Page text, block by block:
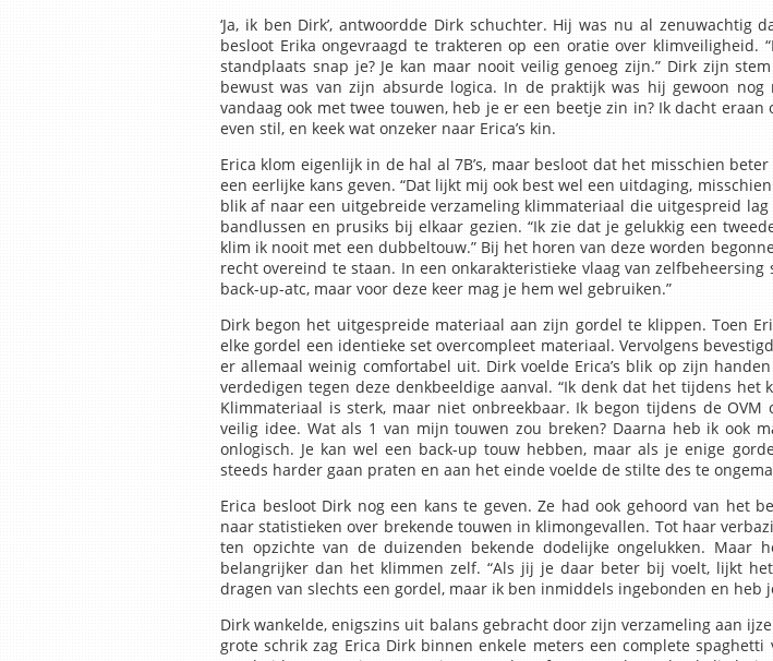
‘Ja, ik ben Dirk’, antwoordde Dirk schuchter. Hij was nu al
besloot Erika ongevraagd te trakteren op een oratie over
standplaats snap je? Je kan maar nooit veilig genoeg zijn.” Dirk zijn
bewust was van zijn absurde logica. In de praktijk was hij gewoon
vandaag ook met twee touwen, heb je er een beetje zin in? Ik dacht
even stil, en keek wat onzeker naar Erica’s kin.
Erica klom eigenlijk in de hal al 7B’s, maar besloot dat het misschien
een eerlijke kans geven. “Dat lijkt mij ook best wel een uitdaging,
blik af naar een uitgebreide verzameling klimmateriaal die uitgespreid
bandlussen en prusiks bij elkaar gezien. “Ik zie dat je gelukkig een
klim ik nooit met een dubbeltouw.” Bij het horen van deze worden
recht overeind te staan. In een onkarakteristieke vlaag van
back-up-atc, maar voor deze keer mag je hem wel gebruiken.”
Dirk begon het uitgespreide materiaal aan zijn gordel te klippen. Toen
elke gordel een identieke set overcompleet materiaal. Vervolgens
er allemaal weinig comfortabel uit. Dirk voelde Erica’s blik op zijn
verdedigen tegen deze denkbeeldige aanval. “Ik denk dat het tijdens
Klimmateriaal is sterk, maar niet onbreekbaar. Ik begon tijdens de
veilig idee. Wat als 1 van mijn touwen zou breken? Daarna heb ik ook
onlogisch. Je kan wel een back-up touw hebben, maar als je enige
steeds harder gaan praten en aan het einde voelde de stilte des te
Erica besloot Dirk nog een kans te geven. Ze had ook gehoord van het
naar statistieken over brekende touwen in klimongevallen. Tot haar
ten opzichte van de duizenden bekende dodelijke ongelukken.
belangrijker dan het klimmen zelf. “Als jij je daar beter bij voelt, lijkt
dragen van slechts een gordel, maar ik ben inmiddels ingebonden en heb
Dirk wankelde, enigszins uit balans gebracht door zijn verzameling aan
grote schrik zag Erica Dirk binnen enkele meters een complete